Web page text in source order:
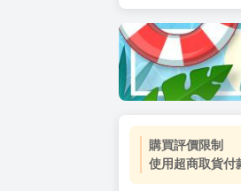
購買評價限制
使用超商取貨付